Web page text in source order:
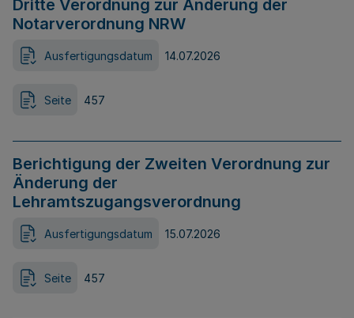
Dritte Verordnung zur Änderung der
Notarverordnung NRW
Ausfertigungsdatum 14.07.2026
Seite 457
Berichtigung der Zweiten Verordnung zur
Änderung der
Lehramtszugangsverordnung
Ausfertigungsdatum 15.07.2026
Seite 457